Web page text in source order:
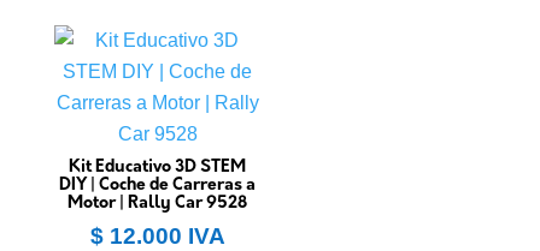
Kit Educativo 3D STEM
DIY | Coche de Carreras a
Motor | Rally Car 9528
$12.000 IVA